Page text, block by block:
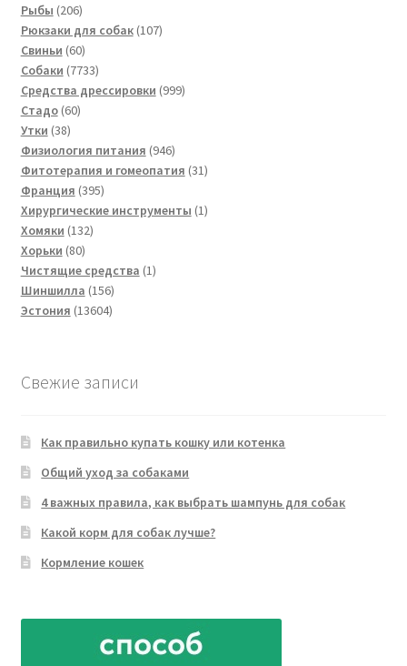
Рыбы 206206
товаров
Рюкзаки для собак 107107
Свиньи 6060
товаров
Собаки 77337733
товара
Средства дрессировки 999999
Стадо 6060
Утки 3838
товаров
Физиология питания 946946
товаров
Фитотерапия и гомеопатия 3131
Франция 395395
товаров
Хирургические инструменты 11
Хомяки 132132
Хорьки 8080
товаров
Чистящие средства 11
Шиншилла 156156
товаров
Эстония 1360413604
Свежие записи
Как правильно купать кошку или котенка
Общий уход за собаками
4 важных правила, как выбрать шампунь для собак
Какой корм для собак лучше?
Кормление кошек